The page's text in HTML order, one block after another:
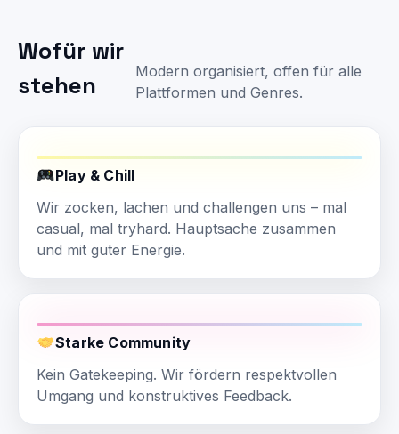
Wofür wir
stehen
Modern organisiert, offen für alle
Plattformen und Genres.
Play & Chill
Wir zocken, lachen und challengen uns – mal
casual, mal tryhard. Hauptsache zusammen
und mit guter Energie.
Starke Community
Kein Gatekeeping. Wir fördern respektvollen
Umgang und konstruktives Feedback.